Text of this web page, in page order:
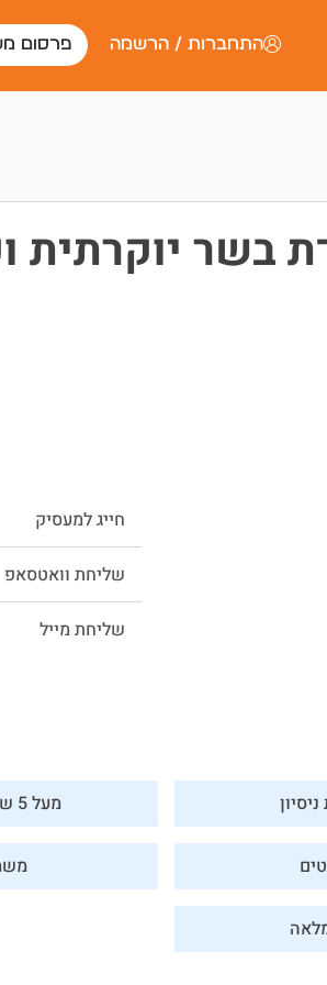
התחברות / הרשמה פרסום
בשר יוקרתית
חייג למעסיק
שליחת וואטסאפ
שליחת מייל
מעל 5 שנות ניסיון